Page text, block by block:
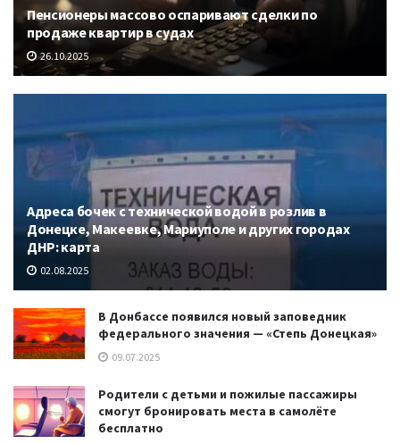
Пенсионеры массово оспаривают сделки по
продаже квартир в судах
26.10.2025
Адреса бочек с технической водой в розлив в
Донецке, Макеевке, Мариуполе и других городах
ДНР: карта
02.08.2025
В Донбассе появился новый заповедник
федерального значения — «Степь Донецкая»
09.07.2025
Родители с детьми и пожилые пассажиры
смогут бронировать места в самолёте
бесплатно